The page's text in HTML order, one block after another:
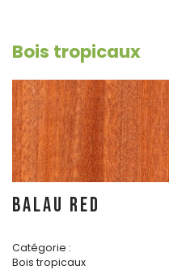
Bois tropicaux
BALAU RED
Catégorie :
Bois tropicaux